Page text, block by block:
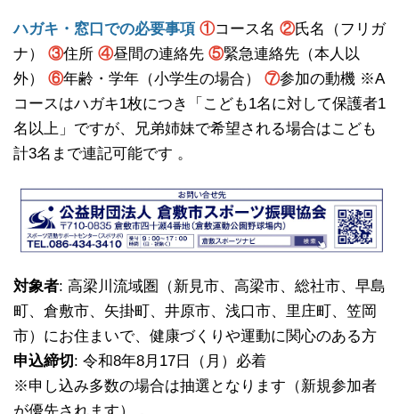
ハガキ・窓口での必要事項 ①コース名 ②氏名（フリガ
ナ） ③住所 ④昼間の連絡先 ⑤緊急連絡先（本人以
外） ⑥年齢・学年（小学生の場合） ⑦参加の動機 ※A
コースはハガキ1枚につき「こども1名に対して保護者1
名以上」ですが、兄弟姉妹で希望される場合はこども
計3名まで連記可能です 。
対象者: 高梁川流域圏（新見市、高梁市、総社市、早島
町、倉敷市、矢掛町、井原市、浅口市、里庄町、笠岡
市）にお住まいで、健康づくりや運動に関心のある方
申込締切 : 令和8年8月17日（月）必着
※申し込み多数の場合は抽選となります（新規参加者
が優先されます） 。